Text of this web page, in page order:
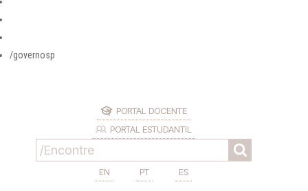
/governosp
PORTAL DOCENTE
PORTAL ESTUDANTIL
EN PT ES